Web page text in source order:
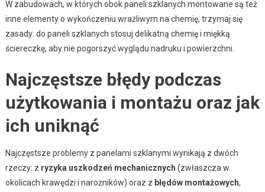
W zabudowach, w których obok paneli szklanych montowane są też
inne elementy o wykończeniu wrażliwym na chemię, trzymaj się
zasady: do paneli szklanych stosuj delikatną chemię i miękką
ściereczkę, aby nie pogorszyć wyglądu nadruku i powierzchni.
Najczęstsze błędy podczas
użytkowania i montażu oraz jak
ich uniknąć
Najczęstsze problemy z panelami szklanymi wynikają z dwóch
rzeczy: z ryzyka uszkodzeń mechanicznych (zwłaszcza w
okolicach krawędzi i narożników) oraz z błędów montażowych,